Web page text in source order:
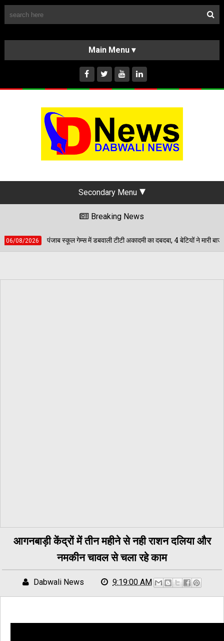
HOME
ABOUT US
INSTAGRAM
Secondary Menu
Breaking News
टीटी अकादमी का दबदबा, 4 बेटियों ने मारी बाजी; अब जिला स्तर पर दिखाएंगी दम
आगनबाड़ी केंद्रों में तीन महीने से नही राशन दलिया और
नमकीन चावल से चला रहे काम
Dabwali News 9:19:00 AM